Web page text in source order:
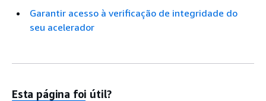
Garantir acesso à verificação de integridade do
seu acelerador
Esta página foi útil?